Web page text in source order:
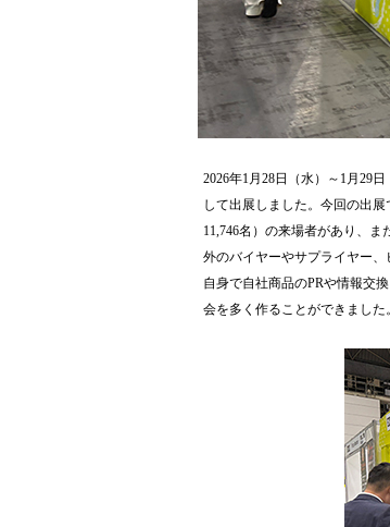
2026年1月28日（水）～1月29
して出展しました。今回の出
11,746名）の来場者があり、
外のバイヤーやサプライヤー
自身で自社商品のPRや情報交
会を多く作ることができました。